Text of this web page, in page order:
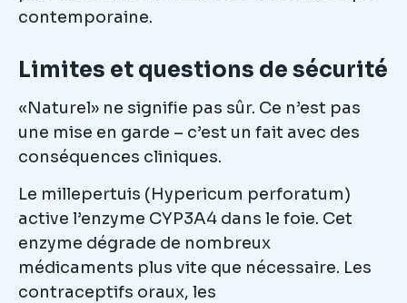
contemporaine.
Limites et questions de sécurité
«Naturel» ne signifie pas sûr. Ce n’est pas
une mise en garde – c’est un fait avec des
conséquences cliniques.
Le millepertuis (Hypericum perforatum)
active l’enzyme CYP3A4 dans le foie. Cet
enzyme dégrade de nombreux
médicaments plus vite que nécessaire. Les
contraceptifs oraux, les